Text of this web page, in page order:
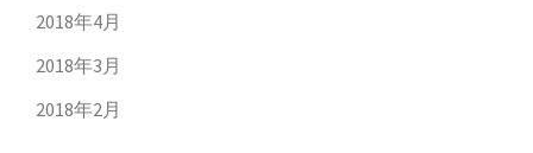
2018年4月
2018年3月
2018年2月